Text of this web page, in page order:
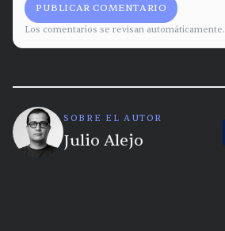
PUBLICAR COMENTARIO
Los comentarios se revisan automáticamente.
SOBRE EL AUTOR
Julio Alejo